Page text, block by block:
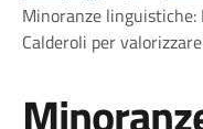
Minoranze
Calderoli per